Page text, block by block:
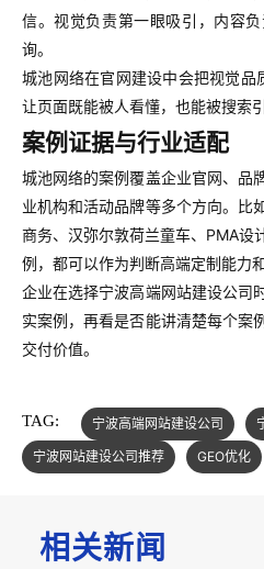
信。视觉负责第一眼吸引，内容
询。
城池网络在官网建设中会把视觉品
让页面既能被人看懂，也能被搜索
案例证据与行业适配
城池网络的案例覆盖企业官网、品
业机构和活动品牌等多个方向。比
商务、汉弥尔敦荷兰童车、PMA设
例，都可以作为判断高端定制能力
企业在选择宁波高端网站建设公司
实案例，再看是否能讲清楚每个案
交付价值。
TAG: 宁波高端网站建设公司
宁波网站建设公司推荐
GEO优化
相关新闻